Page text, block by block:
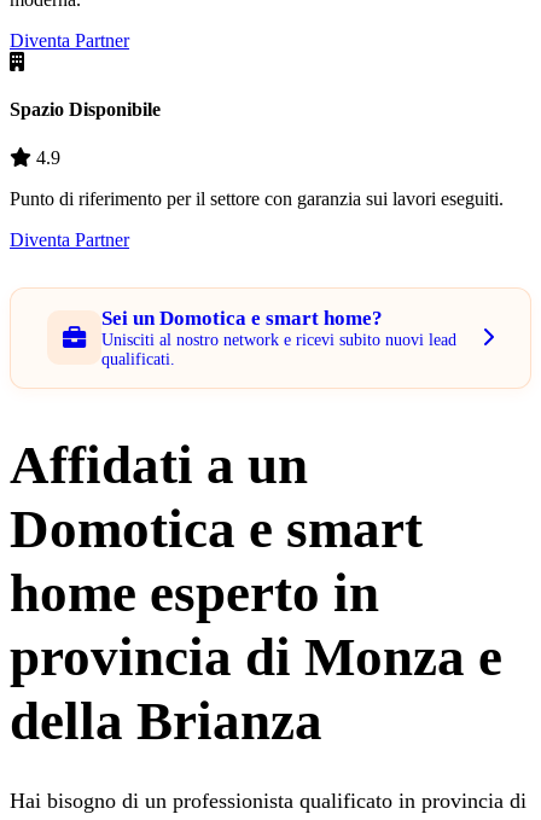
Diventa Partner
Spazio Disponibile
4.9
Punto di riferimento per il settore con garanzia sui lavori eseguiti.
Diventa Partner
Sei un Domotica e smart home?
Unisciti al nostro network e ricevi subito nuovi lead
qualificati.
Affidati a un
Domotica e smart
home esperto in
provincia di Monza e
della Brianza
Hai bisogno di un professionista qualificato in provincia di